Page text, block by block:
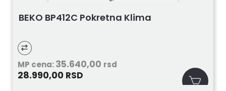
BEKO BP412C Pokretna Klima
MP cena:35.640,00 rsd
28.990,00 RSD